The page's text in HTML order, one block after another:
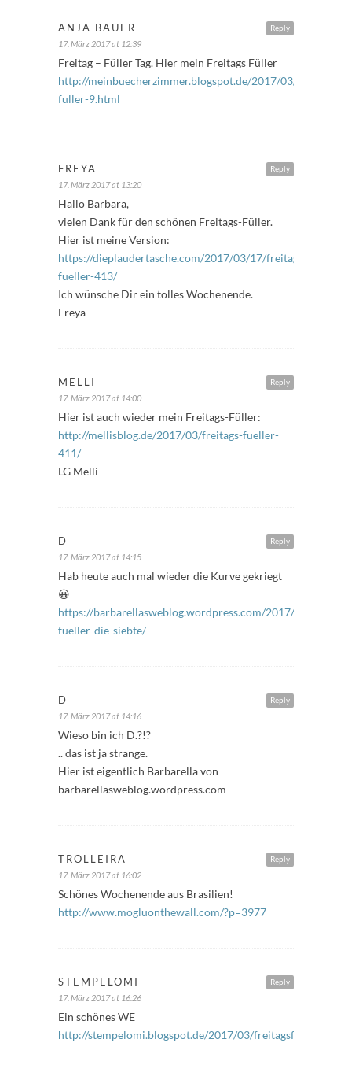
Reply
ANJA BAUER
17. März 2017 at 12:39
Freitag – Füller Tag. Hier mein Freitags Füller
http://meinbuecherzimmer.blogspot.de/2017/03/freitags-
fuller-9.html
Reply
FREYA
17. März 2017 at 13:20
Hallo Barbara,
vielen Dank für den schönen Freitags-Füller.
Hier ist meine Version:
https://dieplaudertasche.com/2017/03/17/freitags-
fueller-413/
Ich wünsche Dir ein tolles Wochenende.
Freya
Reply
MELLI
17. März 2017 at 14:00
Hier ist auch wieder mein Freitags-Füller:
http://mellisblog.de/2017/03/freitags-fueller-
411/
LG Melli
Reply
D
17. März 2017 at 14:15
Hab heute auch mal wieder die Kurve gekriegt
😀
https://barbarellasweblog.wordpress.com/2017/03/17/
fueller-die-siebte/
Reply
D
17. März 2017 at 14:16
Wieso bin ich D.?!?
.. das ist ja strange.
Hier ist eigentlich Barbarella von
barbarellasweblog.wordpress.com
Reply
TROLLEIRA
17. März 2017 at 16:02
Schönes Wochenende aus Brasilien!
http://www.mogluonthewall.com/?p=3977
Reply
STEMPELOMI
17. März 2017 at 16:26
Ein schönes WE
http://stempelomi.blogspot.de/2017/03/